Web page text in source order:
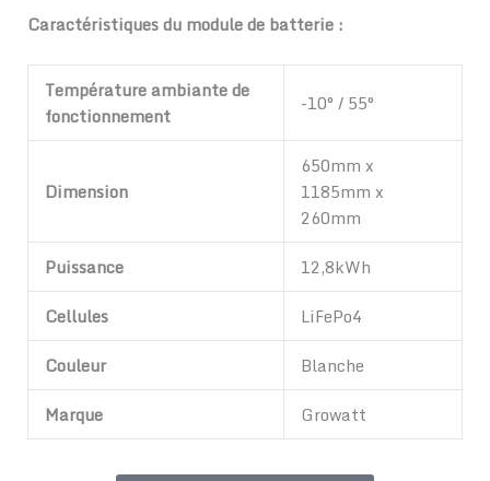
Caractéristiques du module de batterie :
Température ambiante de
fonctionnement
-10° / 55°
Dimension
650mm x
1185mm x
260mm
Puissance
12,8kWh
Cellules
LiFePo4
Couleur
Blanche
Marque
Growatt